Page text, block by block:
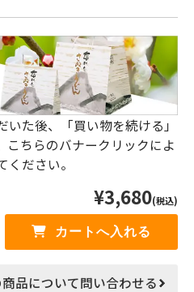
た後、「買い物を続ける」
こちらのバナークリックによ
ださい。
¥3,680(税込)
商品について問い合わせる